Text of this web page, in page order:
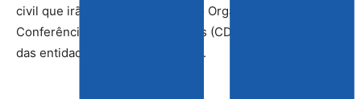
civil que irão compor a Comissão Organizadora da 6ª
Conferência Distrital das Cidades (CDC). Confira a lista
das entidades ao final da matéria.